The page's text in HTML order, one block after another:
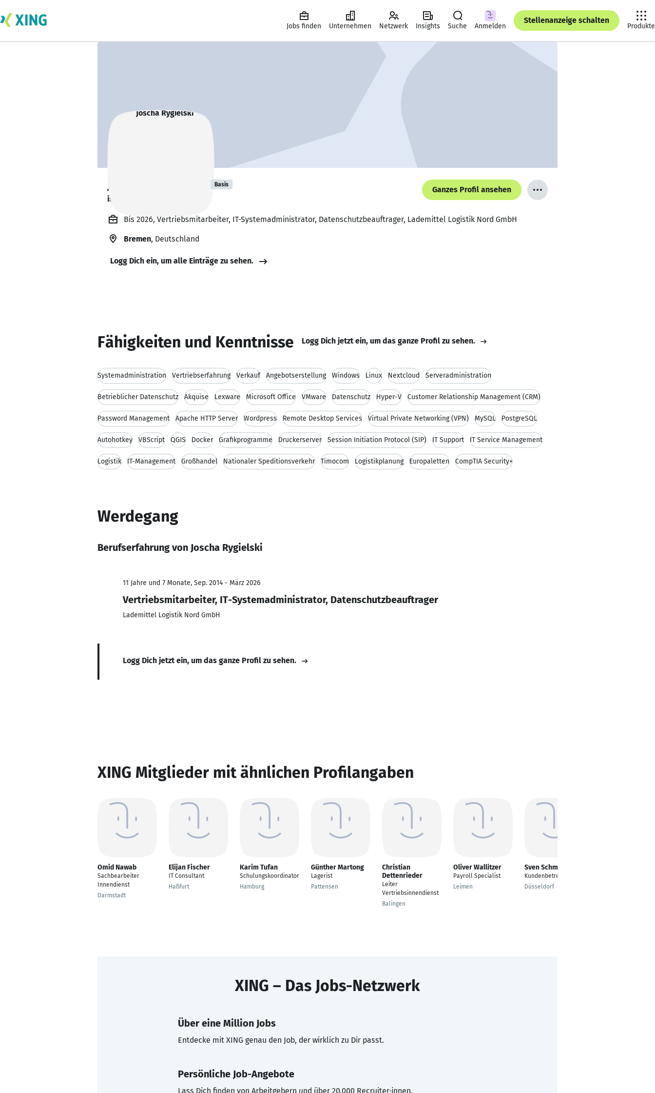
Jobs finden Unternehmen Netzwerk Insights Suche Anmelden
Stellenanzeige schalten
Produkte
Joscha Rygielski Basis
ist offen für Projekte. 🔎
Ganzes Profil ansehen
Bis 2026, Vertriebsmitarbeiter, IT-Systemadministrator, Datenschutzbeauftrager, Lademittel Logistik Nord GmbH
Bremen, Deutschland
Logg Dich ein, um alle Einträge zu sehen.
Fähigkeiten und Kenntnisse Logg Dich jetzt ein, um das ganze Profil zu sehen.
Systemadministration Vertriebserfahrung Verkauf Angebotserstellung Windows Linux Nextcloud Serveradministration
Betrieblicher Datenschutz Akquise Lexware Microsoft Office VMware Datenschutz Hyper-V Customer Relationship Management (CRM)
Password Management Apache HTTP Server Wordpress Remote Desktop Services Virtual Private Networking (VPN) MySQL PostgreSQL
Autohotkey VBScript QGIS Docker Grafikprogramme Druckerserver Session Initiation Protocol (SIP) IT Support IT Service Management
Logistik IT-Management Großhandel Nationaler Speditionsverkehr Timocom Logistikplanung Europaletten CompTIA Security+
Werdegang
Berufserfahrung von Joscha Rygielski
11 Jahre und 7 Monate, Sep. 2014 - März 2026
Vertriebsmitarbeiter, IT-Systemadministrator, Datenschutzbeauftrager
Lademittel Logistik Nord GmbH
Logg Dich jetzt ein, um das ganze Profil zu sehen.
XING Mitglieder mit ähnlichen Profilangaben
Omid Nawab
Sachbearbeiter
Innendienst
Darmstadt
Elijan Fischer
IT Consultant
Haßfurt
Karim Tufan
Schulungskoordinator
Hamburg
Günther Martong
Lagerist
Pattensen
Christian
Dettenrieder
Leiter
Vertriebsinnendienst
Balingen
Oliver Wallitzer
Payroll Specialist
Leimen
Sven Schmitz
Kundenbetreuer
Düsseldorf
XING – Das Jobs-Netzwerk
Über eine Million Jobs
Entdecke mit XING genau den Job, der wirklich zu Dir passt.
Persönliche Job-Angebote
Lass Dich finden von Arbeitgebern und über 20.000 Recruiter·innen.